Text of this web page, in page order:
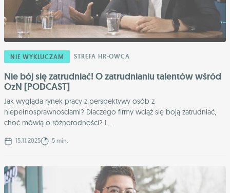
NIE WYKLUCZAM STREFA HR-OWCA
Nie bój się zatrudniać! O zatrudnianiu talentów wśród
OzN [PODCAST]
Jak wygląda rynek pracy z perspektywy osób z
niepełnosprawnościami? Dlaczego firmy wciąż się boją zatrudniać,
choć mówią o różnorodności? I ...
15.11.2025 5 min.